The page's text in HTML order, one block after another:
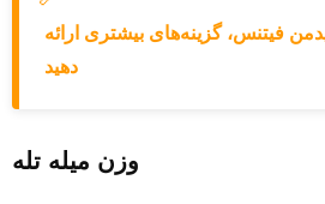
فیتنس، گزینه‌های بیشتری ارائه
دهید
وزن میله تله